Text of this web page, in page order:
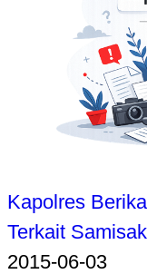
Kapolres
Terkait
2015-06-03